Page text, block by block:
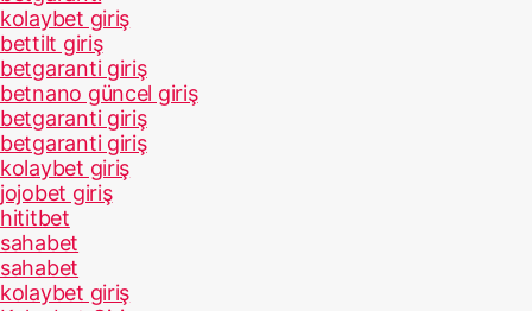
kolaybet giriş
bettilt giriş
betgaranti giriş
betnano güncel giriş
betgaranti giriş
betgaranti giriş
kolaybet giriş
jojobet giriş
hititbet
sahabet
sahabet
kolaybet giriş